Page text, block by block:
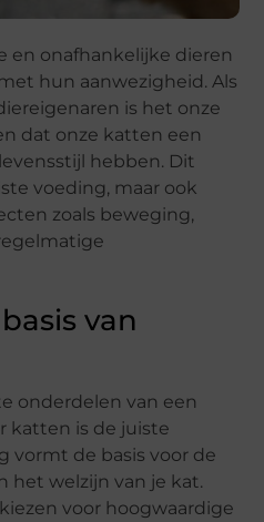
en onafhankelijke dieren
hun aanwezigheid. Als
is het onze
dat onze katten een
hebben. Dit
voeding, maar ook
zoals beweging,
van
onderdelen van een
katten is de juiste
vormt de basis voor de
het welzijn van je kat.
voor hoogwaardige